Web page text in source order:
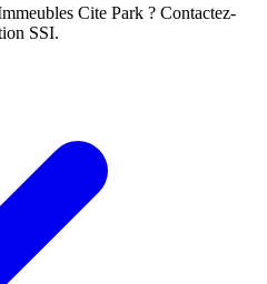
Cite Park ? Contactez-
SSI.